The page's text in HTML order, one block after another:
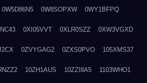
0W5D86N5 0W8SOPXW 0WY1BFPQ
0XI05VVT 0XLR0SZZ 0XW3VGXD
0ZVYGAG2 0ZXS0PVO 105XMS37
10ZH1AUS 10ZZI8A5 1103WHO1